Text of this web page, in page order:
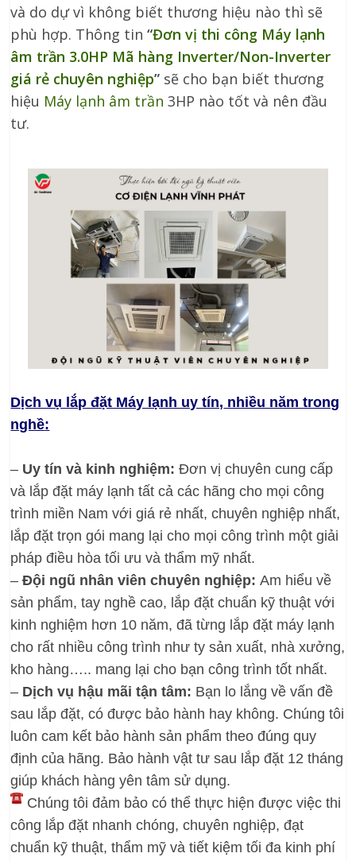
và do dự vì không biết thương hiệu nào thì sẽ
phù hợp. Thông tin“Đơn vị thi công Máy lạnh
âm trần 3.0HP Mã hàng Inverter/Non-Inverter
giá rẻ chuyên nghiệp” sẽ cho bạn biết thương
hiệu Máy lạnh âm trần 3HP nào tốt và nên đầu
tư.
Dịch vụ lắp đặt Máy lạnh uy tín, nhiều năm trong
nghề:
– Uy tín và kinh nghiệm:Đơn vị chuyên cung cấp
và lắp đặt máy lạnh tất cả các hãng cho mọi công
trình miền Nam với giá rẻ nhất, chuyên nghiệp nhất,
lắp đặt trọn gói mang lại cho mọi công trình một giải
pháp điều hòa tối ưu và thẩm mỹ nhất.
–Đội ngũ nhân viên chuyên nghiệp:Am hiểu về
sản phẩm, tay nghề cao, lắp đặt chuẩn kỹ thuật với
kinh nghiệm hơn 10 năm, đã từng lắp đặt máy lạnh
cho rất nhiều công trình như ty sản xuất, nhà xưởng,
kho hàng….. mang lại cho bạn công trình tốt nhất.
– Dịch vụ hậu mãi tận tâm: Bạn lo lắng về vấn đề
sau lắp đặt, có được bảo hành hay không. Chúng tôi
luôn cam kết bảo hành sản phẩm theo đúng quy
định của hãng. Bảo hành vật tư sau lắp đặt 12 tháng
giúp khách hàng yên tâm sử dụng.
Chúng tôi đảm bảo có thể thực hiện được việc thi
công lắp đặt nhanh chóng, chuyên nghiệp, đạt
chuẩn kỹ thuật, thẩm mỹ và tiết kiệm tối đa kinh phí